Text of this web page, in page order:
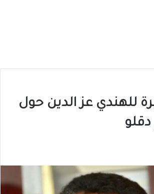
للهندي عز الدين حول
دقلو